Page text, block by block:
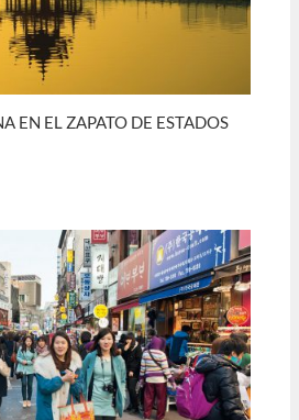
EN EL ZAPATO DE ESTADOS